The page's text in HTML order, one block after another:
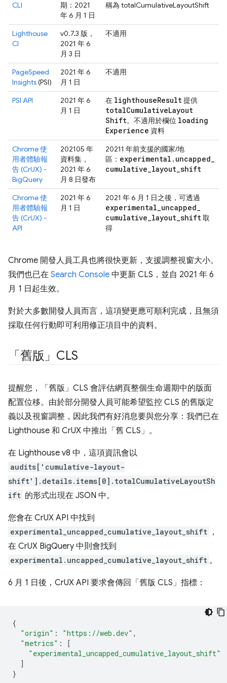
CLI
期：2021
年 6 月 1 日
稱為 totalCumulativeLayoutShift
Lighthouse
CI
v0.7.3 版，
2021 年 6
月 3 日
不適用
PageSpeed
Insights(PSI)
2021 年 6
月 1 日
不適用
PSI API
2021 年 6
月 1 日
在 lighthouseResult提供
totalCumulativeLayout
Shift。不適用於欄位 loading
Experience 資料
Chrome 使
用者體驗報
告 (CrUX) -
BigQuery
202105 年
資料集，
2021 年 6
月 8 日發布
20211 年前支援的國家/地
區： experimental . uncapped_
cumulative_layout_shift
Chrome 使
用者體驗報
告 (CrUX) -
API
2021 年 6
月 1 日
2021 年 6 月 1 日之後，可透過
experimental_uncapped_
cumulative_layout_shift取
得
Chrome 開發人員工具也將很快更新，支援調整視窗大小。
我們也已在 Search Console 中更新 CLS，並自 2021 年 6
月 1 日起生效。
對於大多數開發人員而言，這項變更應可順利完成，且無須
採取任何行動即可利用修正項目中的資料。
「舊版」CLS
提醒您，「舊版」CLS 會評估網頁整個生命週期中的版面
配置位移。由於部分開發人員可能希望監控 CLS 的舊版定
義以及視窗調整，因此我們有好消息要與您分享：我們已在
Lighthouse 和 CrUX 中推出「舊 CLS」。
在 Lighthouse v8 中，這項資訊會以
audits['cumulative-layout-
shift'].details.items[0].totalCumulativeLayoutSh
ift 的形式出現在 JSON 中。
您會在 CrUX API 中找到
experimental_uncapped_cumulative_layout_shift ，
在 CrUX BigQuery 中則會找到
experimental.uncapped_cumulative_layout_shift 。
6 月 1 日後，CrUX API 要求會傳回「舊版 CLS」指標：
{
"origin" : "https://web.dev" ,
"metrics" :
[
"experimental_uncapped_cumulative_layout_shift"
]
}